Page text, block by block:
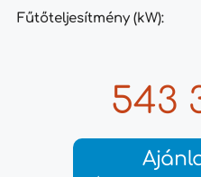
Fűtőteljesítmény (kW):
543